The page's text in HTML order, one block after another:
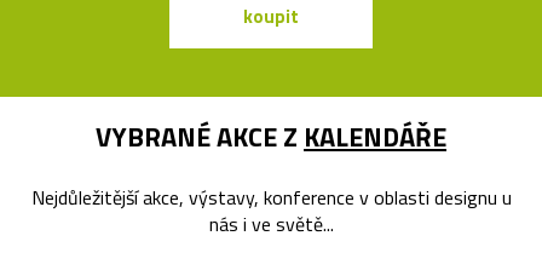
koupit
VYBRANÉ AKCE Z KALENDÁŘE
Nejdůležitější akce, výstavy, konference v oblasti designu u
nás i ve světě...